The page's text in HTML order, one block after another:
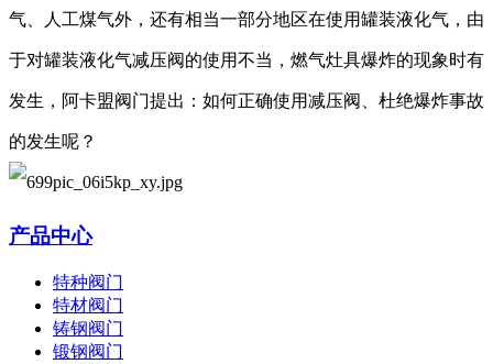
气、人工煤气外，还有相当一部分地区在使用罐装液化气，由
于对罐装液化气减压阀的使用不当，燃气灶具爆炸的现象时有
发生，阿卡盟阀门提出：如何正确使用减压阀、杜绝爆炸事故
的发生呢？
产品中心
特种阀门
特材阀门
铸钢阀门
锻钢阀门